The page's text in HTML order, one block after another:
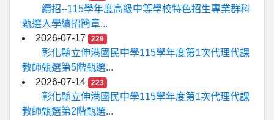
續招--115學年度高級中等學校特色招生專業群科
甄選入學續招簡章...
2026-07-17
229
彰化縣立伸港國民中學115學年度第1次代理代課
教師甄選第5階甄選...
2026-07-14
223
彰化縣立伸港國民中學115學年度第1次代理代課
教師甄選第2階甄選...